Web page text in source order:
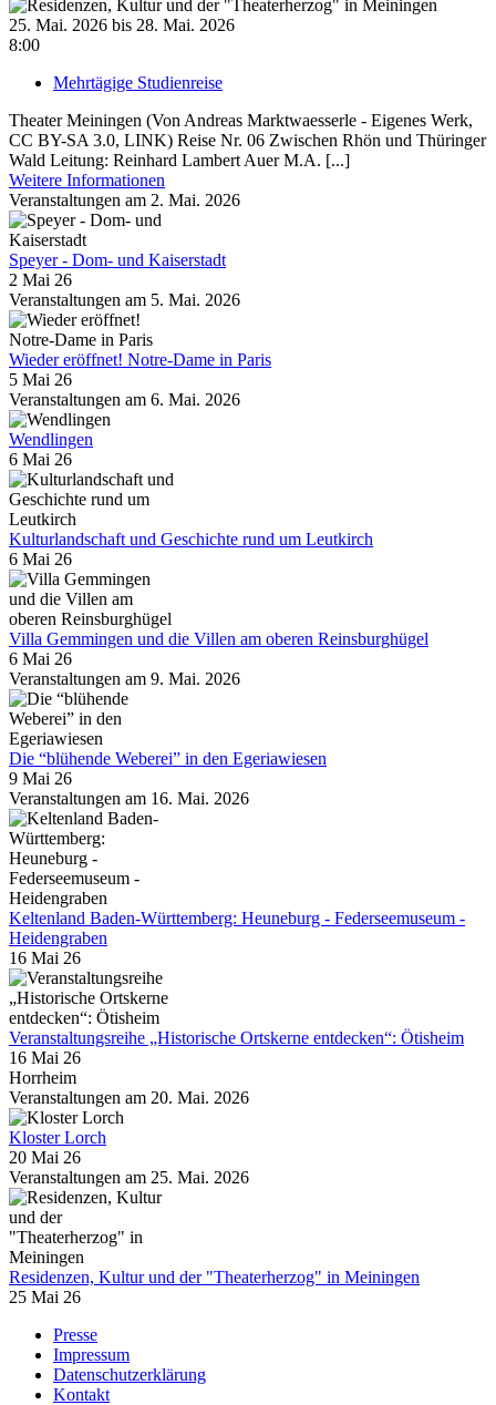
25. Mai. 2026 bis 28. Mai. 2026
8:00
Mehrtägige Studienreise
Theater Meiningen (Von Andreas Marktwaesserle - Eigenes Werk,
CC BY-SA 3.0, LINK) Reise Nr. 06 Zwischen Rhön und Thüringer
Wald Leitung: Reinhard Lambert Auer M.A. [...]
Weitere Informationen
Veranstaltungen am 2. Mai. 2026
Speyer - Dom- und Kaiserstadt
2 Mai 26
Veranstaltungen am 5. Mai. 2026
Wieder eröffnet! Notre-Dame in Paris
5 Mai 26
Veranstaltungen am 6. Mai. 2026
Wendlingen
6 Mai 26
Kulturlandschaft und Geschichte rund um Leutkirch
6 Mai 26
Villa Gemmingen und die Villen am oberen Reinsburghügel
6 Mai 26
Veranstaltungen am 9. Mai. 2026
Die “blühende Weberei” in den Egeriawiesen
9 Mai 26
Veranstaltungen am 16. Mai. 2026
Keltenland Baden-Württemberg: Heuneburg - Federseemuseum -
Heidengraben
16 Mai 26
Veranstaltungsreihe „Historische Ortskerne entdecken“: Ötisheim
16 Mai 26
Horrheim
Veranstaltungen am 20. Mai. 2026
Kloster Lorch
20 Mai 26
Veranstaltungen am 25. Mai. 2026
Residenzen, Kultur und der "Theaterherzog" in Meiningen
25 Mai 26
Presse
Impressum
Datenschutzerklärung
Kontakt